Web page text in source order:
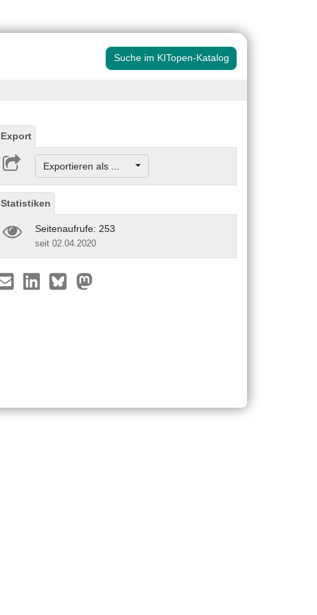
Suche im KITopen-Katalog
Export
Exportieren als ...
Statistiken
Seitenaufrufe: 253
seit 02.04.2020